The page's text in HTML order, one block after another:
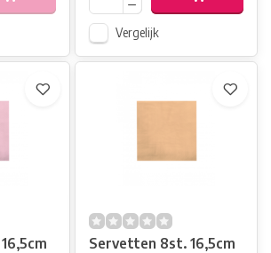
Vergelijk
Servetten 8st. 16,5cm